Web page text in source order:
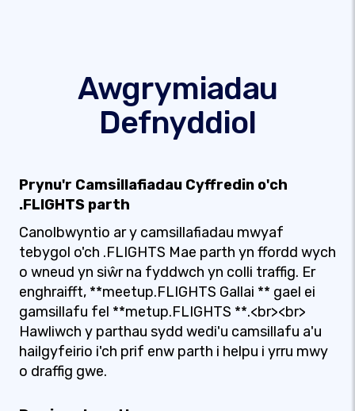
Awgrymiadau
Defnyddiol
Prynu'r Camsillafiadau Cyffredin o'ch
.FLIGHTS parth
Canolbwyntio ar y camsillafiadau mwyaf
tebygol o'ch .FLIGHTS Mae parth yn ffordd wych
o wneud yn siŵr na fyddwch yn colli traffig. Er
enghraifft, **meetup.FLIGHTS Gallai ** gael ei
gamsillafu fel **metup.FLIGHTS **.<br><br>
Hawliwch y parthau sydd wedi'u camsillafu a'u
hailgyfeirio i'ch prif enw parth i helpu i yrru mwy
o draffig gwe.